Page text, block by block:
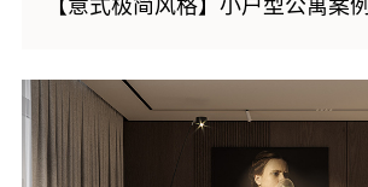
【意式极简风格】小户型公寓案例